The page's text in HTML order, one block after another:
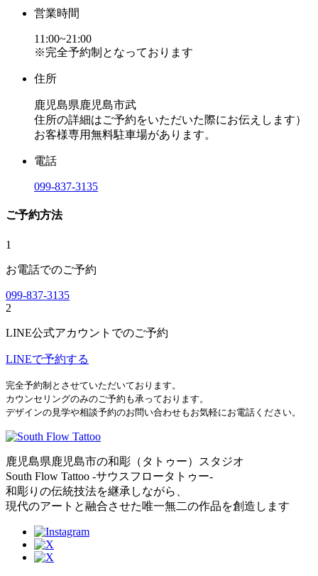
営業時間
11:00~21:00
※完全予約制となっております
住所
鹿児島県鹿児島市武
住所の詳細はご予約をいただいた際にお伝えします）
お客様専用無料駐車場があります。
電話
099-837-3135
ご予約方法
1
お電話でのご予約
099-837-3135
2
LINE公式アカウントでのご予約
LINEで予約する
完全予約制とさせていただいております。
カウンセリングのみのご予約も承っております。
デザインの見学や相談予約のお問い合わせもお気軽にお電話ください。
鹿児島県鹿児島市の和彫（タトゥー）スタジオ
South Flow Tattoo -サウスフロータトゥー-
和彫りの伝統技法を継承しながら、
現代のアートと融合させた唯一無二の作品を創造します